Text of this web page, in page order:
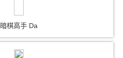
暗棋高手 Da